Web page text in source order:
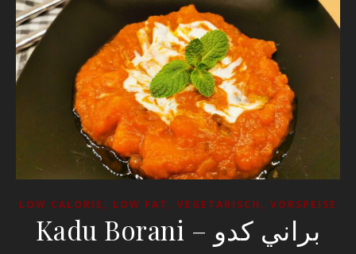
LOW CALORIE , LOW FAT , VEGETARISCH , VORSPEISE
Kadu Borani – براني كدو